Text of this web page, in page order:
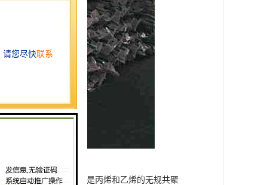
用做家装用管； PPR是丙烯和乙烯的无规共聚